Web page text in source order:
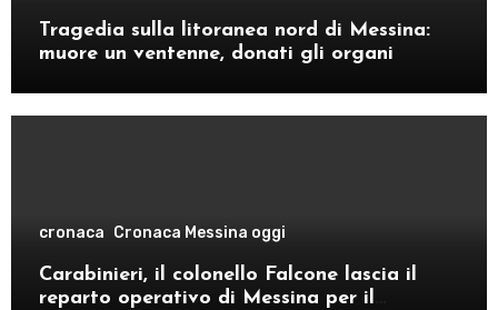
Tragedia sulla litoranea nord di Messina:
muore un ventenne, donati gli organi
cronaca Cronaca Messina oggi
Carabinieri, il colonello Falcone lascia il
reparto operativo di Messina per il